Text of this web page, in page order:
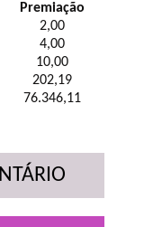
Premiação
2,00
4,00
10,00
202,19
76.346,11